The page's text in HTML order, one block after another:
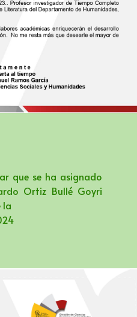
que se ha asignado
Ortiz Bullé Goyri
la